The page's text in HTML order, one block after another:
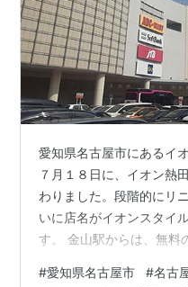
愛知県名古屋市にあるイ
７月１８日に、イオン熱
わりました。段階的にリ
いに店名がイオンスタイ
す。 金山駅からは、無料
ので、便利ですよ。 イオ
#愛知県名古屋市 #名古